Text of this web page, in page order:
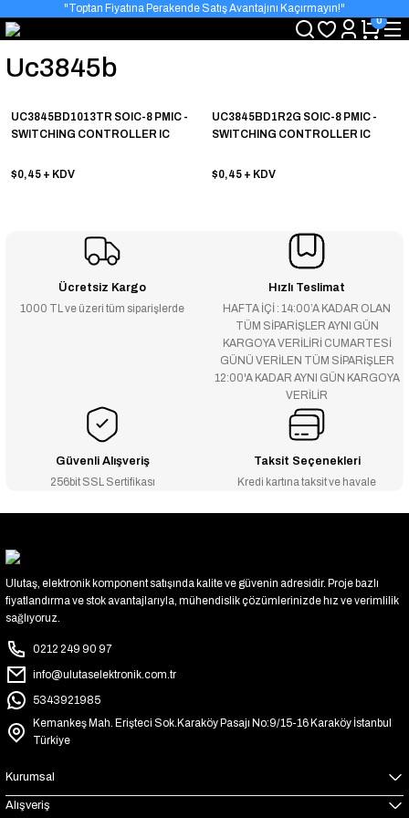
"Toptan Fiyatına Perakende Satış Avantajını Kaçırmayın!"
"Üyelere Özel: Stok Önceliği ve Proje Fiyatları."
0
Uc3845b
UC3845BD1013TR SOIC-8 PMIC -
SWITCHING CONTROLLER IC
$0,45 + KDV
UC3845BD1R2G SOIC-8 PMIC -
SWITCHING CONTROLLER IC
$0,45 + KDV
Ücretsiz Kargo
1000 TL ve üzeri tüm siparişlerde
Hızlı Teslimat
HAFTA İÇİ : 14:00’A KADAR OLAN
TÜM SİPARİŞLER AYNI GÜN
KARGOYA VERİLİRİ CUMARTESİ
GÜNÜ VERİLEN TÜM SİPARİŞLER
12:00'A KADAR AYNI GÜN KARGOYA
VERİLİR
Güvenli Alışveriş
256bit SSL Sertifikası
Taksit Seçenekleri
Kredi kartına taksit ve havale
Ulutaş, elektronik komponent satışında kalite ve güvenin adresidir. Proje bazlı
fiyatlandırma ve stok avantajlarıyla, mühendislik çözümlerinizde hız ve verimlilik
sağlıyoruz.
0212 249 90 97
info@ulutaselektronik.com.tr
5343921985
Kemankeş Mah. Erişteci Sok.Karaköy Pasajı No:9/15-16 Karaköy İstanbul
Türkiye
Kurumsal
Alışveriş